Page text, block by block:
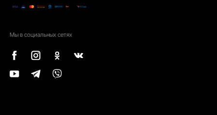
Мы в социальных сетях